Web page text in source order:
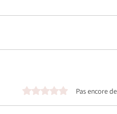
Noté 0 étoile sur 5.Pas encore